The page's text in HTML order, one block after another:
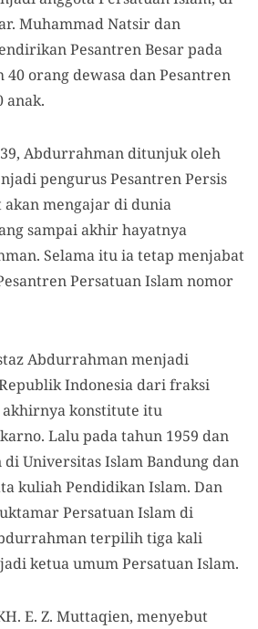
Muhammad Natsir dan
Pesantren Besar pada
40 orang dewasa dan Pesantren
anak.
Abdurrahman ditunjuk oleh
pengurus Pesantren Persis
akan mengajar di dunia
sampai akhir hayatnya
Selama itu ia tetap menjabat
Persatuan Islam nomor
Abdurrahman menjadi
Indonesia dari fraksi
akhirnya konstitute itu
Lalu pada tahun 1959 dan
di Universitas Islam Bandung dan
kuliah Pendidikan Islam. Dan
Persatuan Islam di
terpilih tiga kali
ketua umum Persatuan Islam.
E. Z. Muttaqien, menyebut